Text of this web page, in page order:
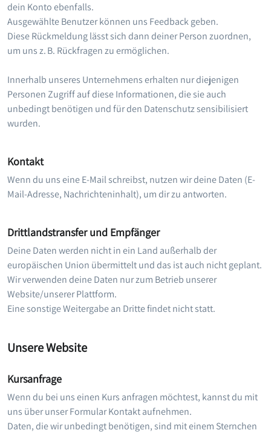
dein Konto ebenfalls.
Ausgewählte Benutzer können uns Feedback geben.
Diese Rückmeldung lässt sich dann deiner Person zuordnen,
um uns z. B. Rückfragen zu ermöglichen.
Innerhalb unseres Unternehmens erhalten nur diejenigen
Personen Zugriff auf diese Informationen, die sie auch
unbedingt benötigen und für den Datenschutz sensibilisiert
wurden.
Kontakt
Wenn du uns eine E-Mail schreibst, nutzen wir deine Daten (E-
Mail-Adresse, Nachrichteninhalt), um dir zu antworten.
Drittlandstransfer und Empfänger
Deine Daten werden nicht in ein Land außerhalb der
europäischen Union übermittelt und das ist auch nicht geplant.
Wir verwenden deine Daten nur zum Betrieb unserer
Website/unserer Plattform.
Eine sonstige Weitergabe an Dritte findet nicht statt.
Unsere Website
Kursanfrage
Wenn du bei uns einen Kurs anfragen möchtest, kannst du mit
uns über unser Formular Kontakt aufnehmen.
Daten, die wir unbedingt benötigen, sind mit einem Sternchen